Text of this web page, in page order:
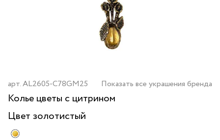
арт.AL2605-C78GM25 Показать все украшения бренда
Колье цветы с цитрином
Цвет золотистый